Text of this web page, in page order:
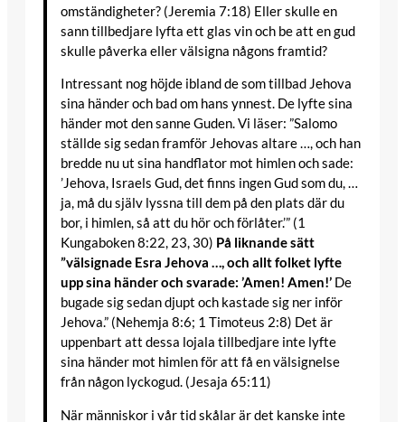
omständigheter? (Jeremia 7:18) Eller skulle en
sann tillbedjare lyfta ett glas vin och be att en gud
skulle påverka eller välsigna någons framtid?
Intressant nog höjde ibland de som tillbad Jehova
sina händer och bad om hans ynnest. De lyfte sina
händer mot den sanne Guden. Vi läser: ”Salomo
ställde sig sedan framför Jehovas altare …, och han
bredde nu ut sina handflator mot himlen och sade:
’Jehova, Israels Gud, det finns ingen Gud som du, …
ja, må du själv lyssna till dem på den plats där du
bor, i himlen, så att du hör och förlåter.’” (1
Kungaboken 8:22, 23, 30) På liknande sätt
”välsignade Esra Jehova …, och allt folket lyfte
upp sina händer och svarade: ’Amen! Amen!’De
bugade sig sedan djupt och kastade sig ner inför
Jehova.” (Nehemja 8:6; 1 Timoteus 2:8) Det är
uppenbart att dessa lojala tillbedjare inte lyfte
sina händer mot himlen för att få en välsignelse
från någon lyckogud. (Jesaja 65:11)
När människor i vår tid skålar är det kanske inte